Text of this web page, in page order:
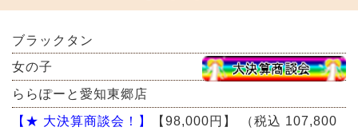
ブラックタン
女の子
ららぽーと愛知東郷店
【★ 大決算商談会！】
【98,000円】
（税込 107,800